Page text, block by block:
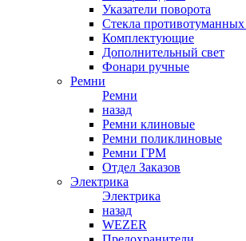
Указатели поворота
Стекла
Комплектующие
Дополнительный свет
Фонари ручные
Ремни
Ремни
назад
Ремни клиновые
Ремни поликлиновые
Ремни ГРМ
Отдел Заказов
Электрика
Электрика
назад
WEZER